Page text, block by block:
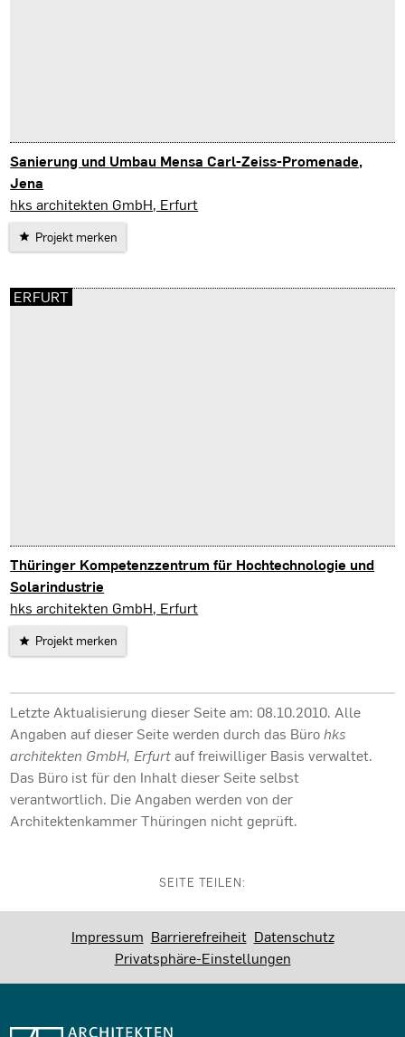
Sanierung und Umbau Mensa Carl-Zeiss-Promenade,
Jena
Jena
hks architekten GmbH, Erfurt
Projekt merken
Thüringer Kompetenzzentrum für Hochtechnologie und
Solarindustrie
Erfurt
hks architekten GmbH, Erfurt
Projekt merken
ERFURT
Letzte Aktualisierung dieser Seite am: 08.10.2010. Alle
Angaben auf dieser Seite werden durch das Bürohks
architekten GmbH, Erfurtauf freiwilliger Basis verwaltet.
Das Büro ist für den Inhalt dieser Seite selbst
verantwortlich. Die Angaben werden von der
Architektenkammer Thüringen nicht geprüft.
SEITE TEILEN:
Impressum Barrierefreiheit Datenschutz
Privatsphäre-Einstellungen